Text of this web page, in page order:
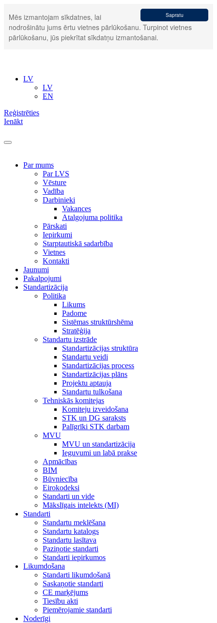
Sapratu
Mēs izmantojam sīkdatnes, lai
nodrošinātu jums ērtu vietnes pārlūkošanu. Turpinot vietnes
pārlūkošanu, jūs piekrītat sīkdatņu izmantošanai.
LV
LV
EN
Reģistrēties
Ienākt
Par mums
Par LVS
Vēsture
Vadība
Darbinieki
Vakances
Atalgojuma politika
Pārskati
Iepirkumi
Starptautiskā sadarbība
Vietnes
Kontakti
Jaunumi
Pakalpojumi
Standartizācija
Politika
Likums
Padome
Sistēmas struktūrshēma
Stratēģija
Standartu izstrāde
Standartizācijas struktūra
Standartu veidi
Standartizācijas process
Standartizācijas plāns
Projektu aptauja
Standartu tulkošana
Tehniskās komitejas
Komiteju izveidošana
STK un DG saraksts
Palīgrīki STK darbam
MVU
MVU un standartizācija
Ieguvumi un labā prakse
Apmācības
BIM
Būvniecība
Eirokodeksi
Standarti un vide
Mākslīgais intelekts (MI)
Standarti
Standartu meklēšana
Standartu katalogs
Standartu lasītava
Paziņotie standarti
Standarti iepirkumos
Likumdošana
Standarti likumdošanā
Saskaņotie standarti
CE marķējums
Tiesību akti
Piemērojamie standarti
Noderīgi